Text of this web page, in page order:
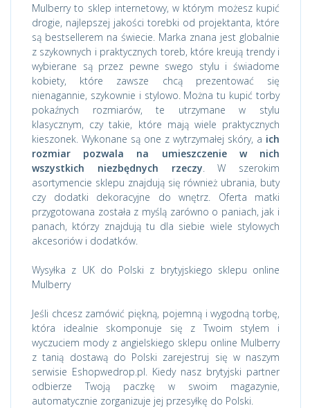
Mulberry to sklep internetowy, w którym możesz kupić
drogie, najlepszej jakości torebki od projektanta, które
są bestsellerem na świecie. Marka znana jest globalnie
z szykownych i praktycznych toreb, które kreują trendy i
wybierane są przez pewne swego stylu i świadome
kobiety, które zawsze chcą prezentować się
nienagannie, szykownie i stylowo. Można tu kupić torby
pokaźnych rozmiarów, te utrzymane w stylu
klasycznym, czy takie, które mają wiele praktycznych
kieszonek. Wykonane są one z wytrzymałej skóry, a ich
rozmiar pozwala na umieszczenie w nich
wszystkich niezbędnych rzeczy . W szerokim
asortymencie sklepu znajdują się również ubrania, buty
czy dodatki dekoracyjne do wnętrz. Oferta matki
przygotowana została z myślą zarówno o paniach, jak i
panach, którzy znajdują tu dla siebie wiele stylowych
akcesoriów i dodatków.
Wysyłka z UK do Polski z brytyjskiego sklepu online
Mulberry
Jeśli chcesz zamówić piękną, pojemną i wygodną torbę,
która idealnie skomponuje się z Twoim stylem i
wyczuciem mody z angielskiego sklepu online Mulberry
z tanią dostawą do Polski zarejestruj się w naszym
serwisie Eshopwedrop.pl. Kiedy nasz brytyjski partner
odbierze Twoją paczkę w swoim magazynie,
automatycznie zorganizuje jej przesyłkę do Polski.